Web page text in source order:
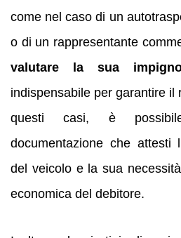
come nel caso di un
o di un rappresentante
valutare la sua
indispensabile per garantire il
questi casi, è
documentazione che attesti
del veicolo e la sua
economica del debitore.